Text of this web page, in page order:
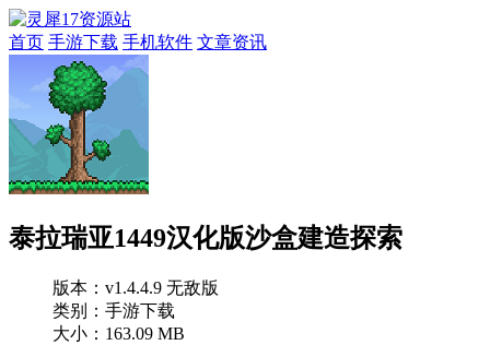
首页 手游下载 手机软件 文章资讯
泰拉瑞亚1449汉化版沙盒建造探索
版本： v1.4.4.9 无敌版
类别：手游下载
大小：163.09 MB